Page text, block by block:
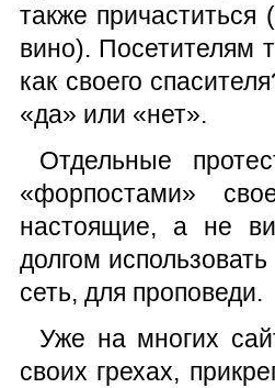
также причаститься
вино). Посетителям
как своего
«да» или «нет».
Отдельные
«форпостами»
настоящие, а не
долгом
сеть, для проповеди.
Уже на многих
своих грехах,